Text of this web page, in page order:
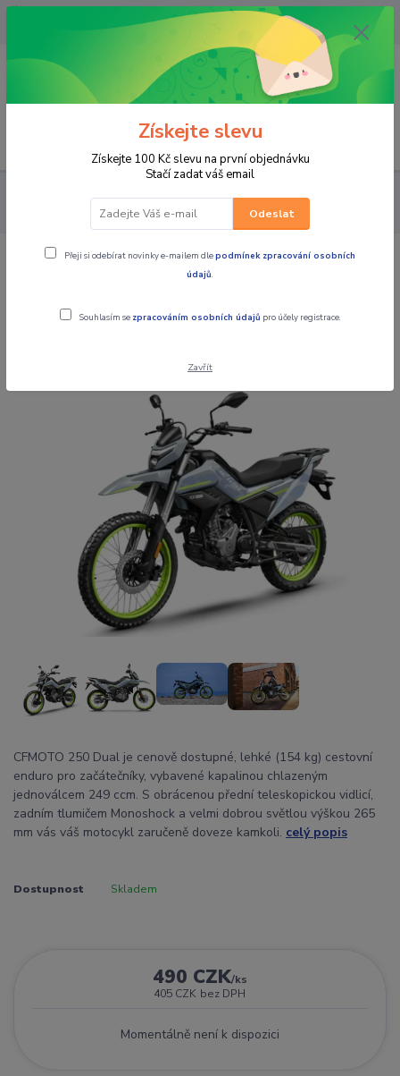
OPAVA 733537099/HLUČÍN
734541648/OLOMOUC 734593593
0,00 CZK
MOTOCYKLY PŮJČOVNA MOTO
CFMOTO 250 Dual Tundra
Grey - půjčovna Hlučín
CFMOTO 250 Dual Tundra Grey -
CFMOTO 250 Dual je cenově dostupné, lehké (154 kg) cestovní
enduro pro začátečníky, vybavené kapalinou chlazeným
jednoválcem 249 ccm. S obrácenou přední teleskopickou vidlicí,
zadním tlumičem Monoshock a velmi dobrou světlou výškou 265
mm vás váš motocykl zaručeně doveze kamkoli. celý popis
Dostupnost Skladem
490 CZK/ks
405 CZK bez DPH
Momentálně není k dispozici
Získejte slevu
Získejte 100 Kč slevu na první objednávku
Stačí zadat váš email
Odeslat
Přeji si odebírat novinky e-mailem dlepodmínek zpracování osobních
údajů.
Souhlasím se zpracováním osobních údajů pro účely registrace.
Zavřít